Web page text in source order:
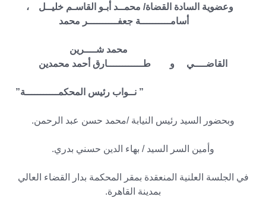
وعضوية السادة القضاة/ محمــد أبـو القاسـم خليــل ،
أسامــــــــــة جعفــــــــــر محمد
محمد شــــرين
القاضــــي و طــــــــــــارق أحمد محمدين
” نــواب رئيس المحكمـــــــــــة”
وبحضور السيد رئيس النيابة /محمد حسن عبد الرحمن.
وأمين السر السيد / بهاء الدين حسني بدري.
في الجلسة العلنية المنعقدة بمقر المحكمة بدار القضاء العالي
بمدينة القاهرة.